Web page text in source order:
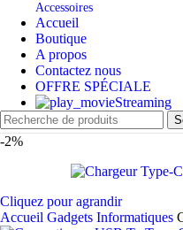
Accessoires
Accueil
Boutique
A propos
Contactez nous
OFFRE SPÉCIALE
Streaming
-2%
Cliquez pour agrandir
Accueil Gadgets Informatiques